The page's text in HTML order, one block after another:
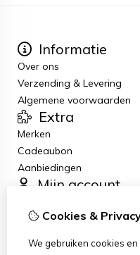
Informatie
Over ons
Verzending & Levering
Algemene voorwaarden
Extra
Merken
Cadeaubon
Aanbiedingen
Mijn account
Bestelhistorie
Nieuwsbrief
Cookies &
We gebruiken cookies